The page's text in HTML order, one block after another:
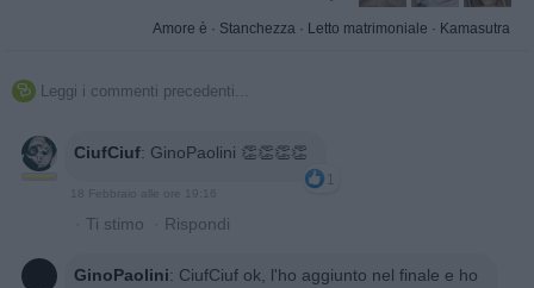
Amore è · Stanchezza · Letto matrimoniale · Kamasutra
 Leggi i commenti precedenti...
CiufCiuf: GinoPaolini 👏👏👏👏
1
18 Febbraio alle ore 19:16
· Ti stimo · Rispondi
GinoPaolini: CiufCiuf ok, l'ho aggiunto nel finale e ho